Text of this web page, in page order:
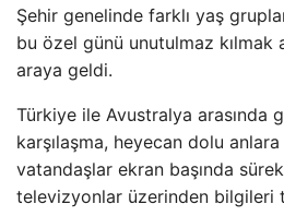
Şehir genelinde farklı yaş
bu özel günü unutulmaz kılmak
araya geldi.
Türkiye ile Avustralya arasında
karşılaşma, heyecan dolu
vatandaşlar ekran başında
televizyonlar üzerinden bilgileri